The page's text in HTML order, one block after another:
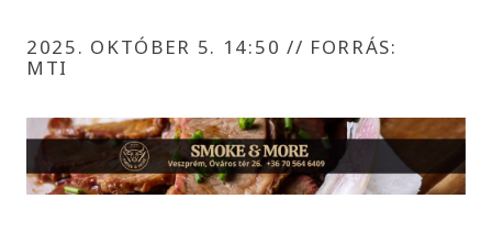
2025. OKTÓBER 5. 14:50 // FORRÁS:
MTI